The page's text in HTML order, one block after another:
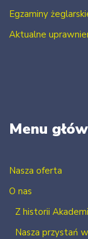
Egzaminy
Aktualne
Menu
Nasza oferta
O nas
Z historii
Nasza przystań